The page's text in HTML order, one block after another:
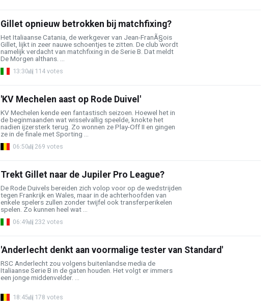
Gillet opnieuw betrokken bij matchfixing?
Het Italiaanse Catania, de werkgever van Jean-FranÃ§ois
Gillet, lijkt in zeer nauwe schoentjes te zitten. De club wordt
namelijk verdacht van matchfixing in de Serie B. Dat meldt
De Morgen althans. ...
13:30 114 votes
'KV Mechelen aast op Rode Duivel'
KV Mechelen kende een fantastisch seizoen. Hoewel het in
de beginmaanden wat wisselvallig speelde, knokte het
nadien ijzersterk terug. Zo wonnen ze Play-Off II en gingen
ze in de finale met Sporting ...
06:50 269 votes
Trekt Gillet naar de Jupiler Pro League?
De Rode Duivels bereiden zich volop voor op de wedstrijden
tegen Frankrijk en Wales, maar in de achterhoofden van
enkele spelers zullen zonder twijfel ook transferperikelen
spelen. Zo kunnen heel wat ...
06:49 232 votes
'Anderlecht denkt aan voormalige tester van Standard'
RSC Anderlecht zou volgens buitenlandse media de
Italiaanse Serie B in de gaten houden. Het volgt er immers
een jonge middenvelder. ...
18:45 178 votes